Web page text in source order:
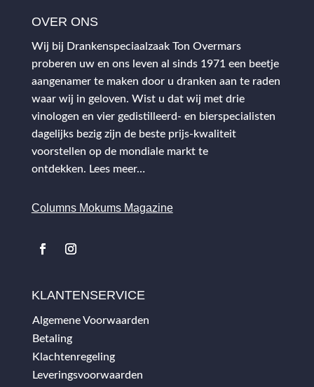
OVER ONS
Wij bij Drankenspeciaalzaak Ton Overmars
proberen uw en ons leven al sinds 1971 een beetje
aangenamer te maken door u dranken aan te raden
waar wij in geloven. Wist u dat wij met drie
vinologen en vier gedistilleerd- en bierspecialisten
dagelijks bezig zijn de beste prijs-kwaliteit
voorstellen op de mondiale markt te
ontdekken. Lees meer…
Columns Mokums Magazine
KLANTENSERVICE
Algemene Voorwaarden
Betaling
Klachtenregeling
Leveringsvoorwaarden